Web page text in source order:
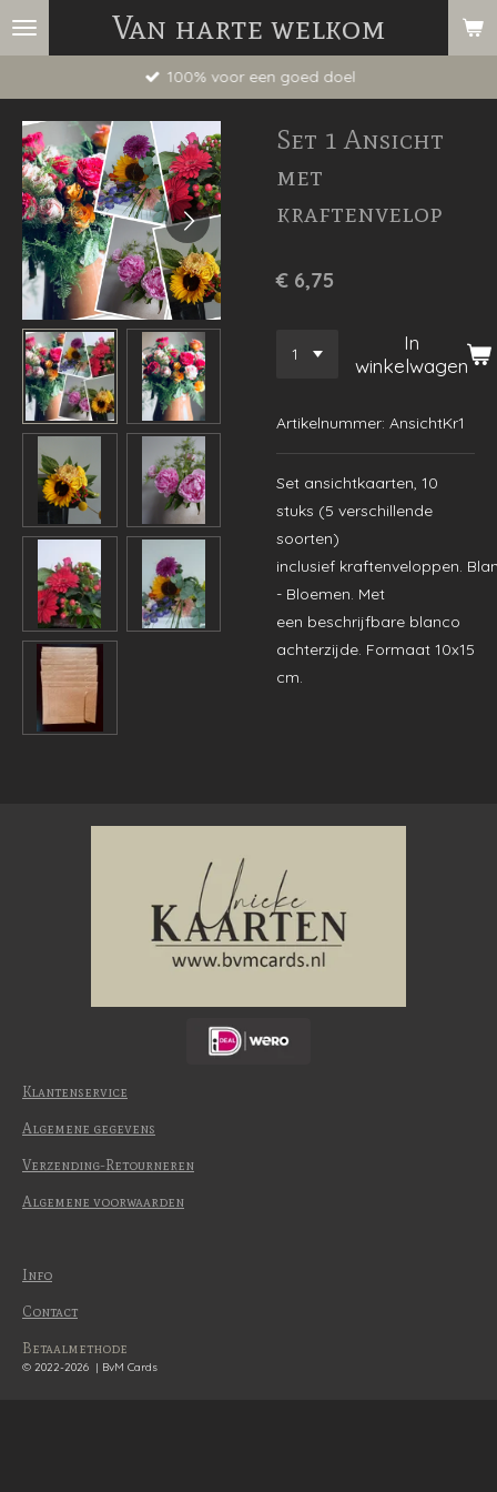
Ga
hoofdinhoud
Van harte welkom
100% voor een goed doel
Set 1 Ansicht
met
kraftenvelop
€ 6,75
In
winkelwagen
Artikelnummer: AnsichtKr1
Set ansichtkaarten, 10
stuks (5 verschillende
soorten)
inclusief kraftenveloppen.
- Bloemen. Met
een beschrijfbare blanco
achterzijde. Formaat 10x15
cm.
Klantenservice
Algemene gegevens
Verzending-Retourneren
Algemene voorwaarden
Info
Contact
Betaalmethode
© 2022-2026 | BvM Cards